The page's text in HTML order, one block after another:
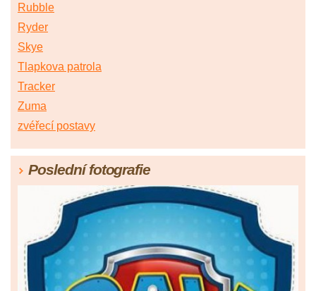
Rubble
Ryder
Skye
Tlapkova patrola
Tracker
Zuma
zvéřecí postavy
Poslední fotografie